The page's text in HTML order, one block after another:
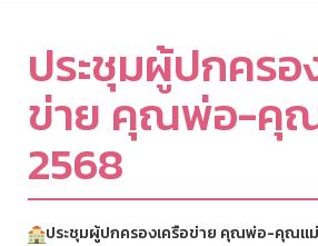
ประชุมผู้ปกครอ
ข่าย คุณพ่อ-คุ
2568
ประชุมผู้ปกครองเครือข่าย คุณพ่อ-คุณแ